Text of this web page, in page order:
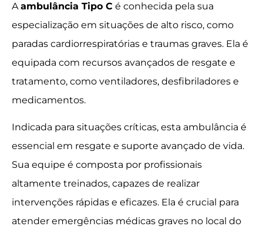
Aambulância Tipo C é conhecida pela sua
especialização em situações de alto risco, como
paradas cardiorrespiratórias e traumas graves. Ela é
equipada com recursos avançados de resgate e
tratamento, como ventiladores, desfibriladores e
medicamentos.
Indicada para situações críticas, esta ambulância é
essencial em resgate e suporte avançado de vida.
Sua equipe é composta por profissionais
altamente treinados, capazes de realizar
intervenções rápidas e eficazes. Ela é crucial para
atender emergências médicas graves no local do